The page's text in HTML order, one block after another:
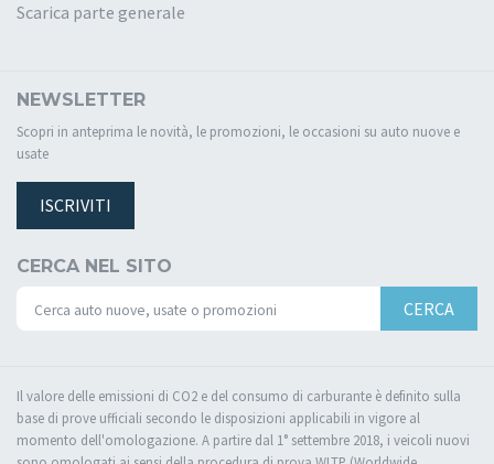
Scarica parte generale
NEWSLETTER
Scopri in anteprima le novità, le promozioni, le occasioni su auto nuove e
usate
ISCRIVITI
CERCA NEL SITO
CERCA
Il valore delle emissioni di CO2 e del consumo di carburante è definito sulla
base di prove ufficiali secondo le disposizioni applicabili in vigore al
momento dell'omologazione. A partire dal 1° settembre 2018, i veicoli nuovi